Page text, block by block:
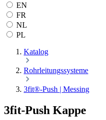
EN
FR
NL
PL
Katalog
Rohrleitungssysteme
3fit®-Push | Messing
3fit-Push Kappe